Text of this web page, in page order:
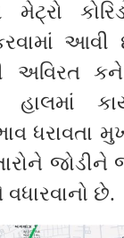
મેટ્રો
અવિરત
ધરાવતા
વધારવાનો છે.